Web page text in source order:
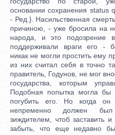
основании сохранения status
- Ред.}. Насильственная
причиною, - уже бросила на
народа, и это подозрение
поддерживали враги его -
никак не могли простить ему
из них считал себя в точно
правитель, Годунов, не мог
государства, которым
Подобная попытка могла бы
погубить его. Но когда
непременно должен был
зиждителем, чтоб заставить
забыть, что еще недавно